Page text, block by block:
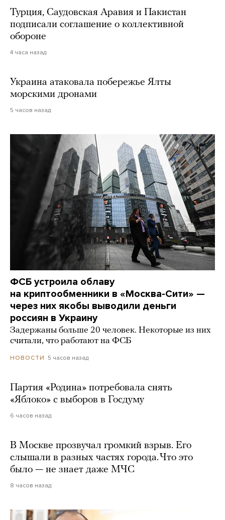
Турция, Саудовская Аравия и Пакистан
подписали соглашение о коллективной
обороне
4 часа назад
Украина атаковала побережье Ялты
морскими дронами
5 часов назад
ФСБ устроила облаву
на криптообменники в «Москва-Сити» —
через них якобы выводили деньги
россиян в Украину
Задержаны больше 20 человек. Некоторые из них
считали, что работают на ФСБ
НОВОСТИ 5 часов назад
Партия «Родина» потребовала снять
«Яблоко» с выборов в Госдуму
6 часов назад
В Москве прозвучал громкий взрыв. Его
слышали в разных частях города. Что это
было — не знает даже МЧС
8 часов назад